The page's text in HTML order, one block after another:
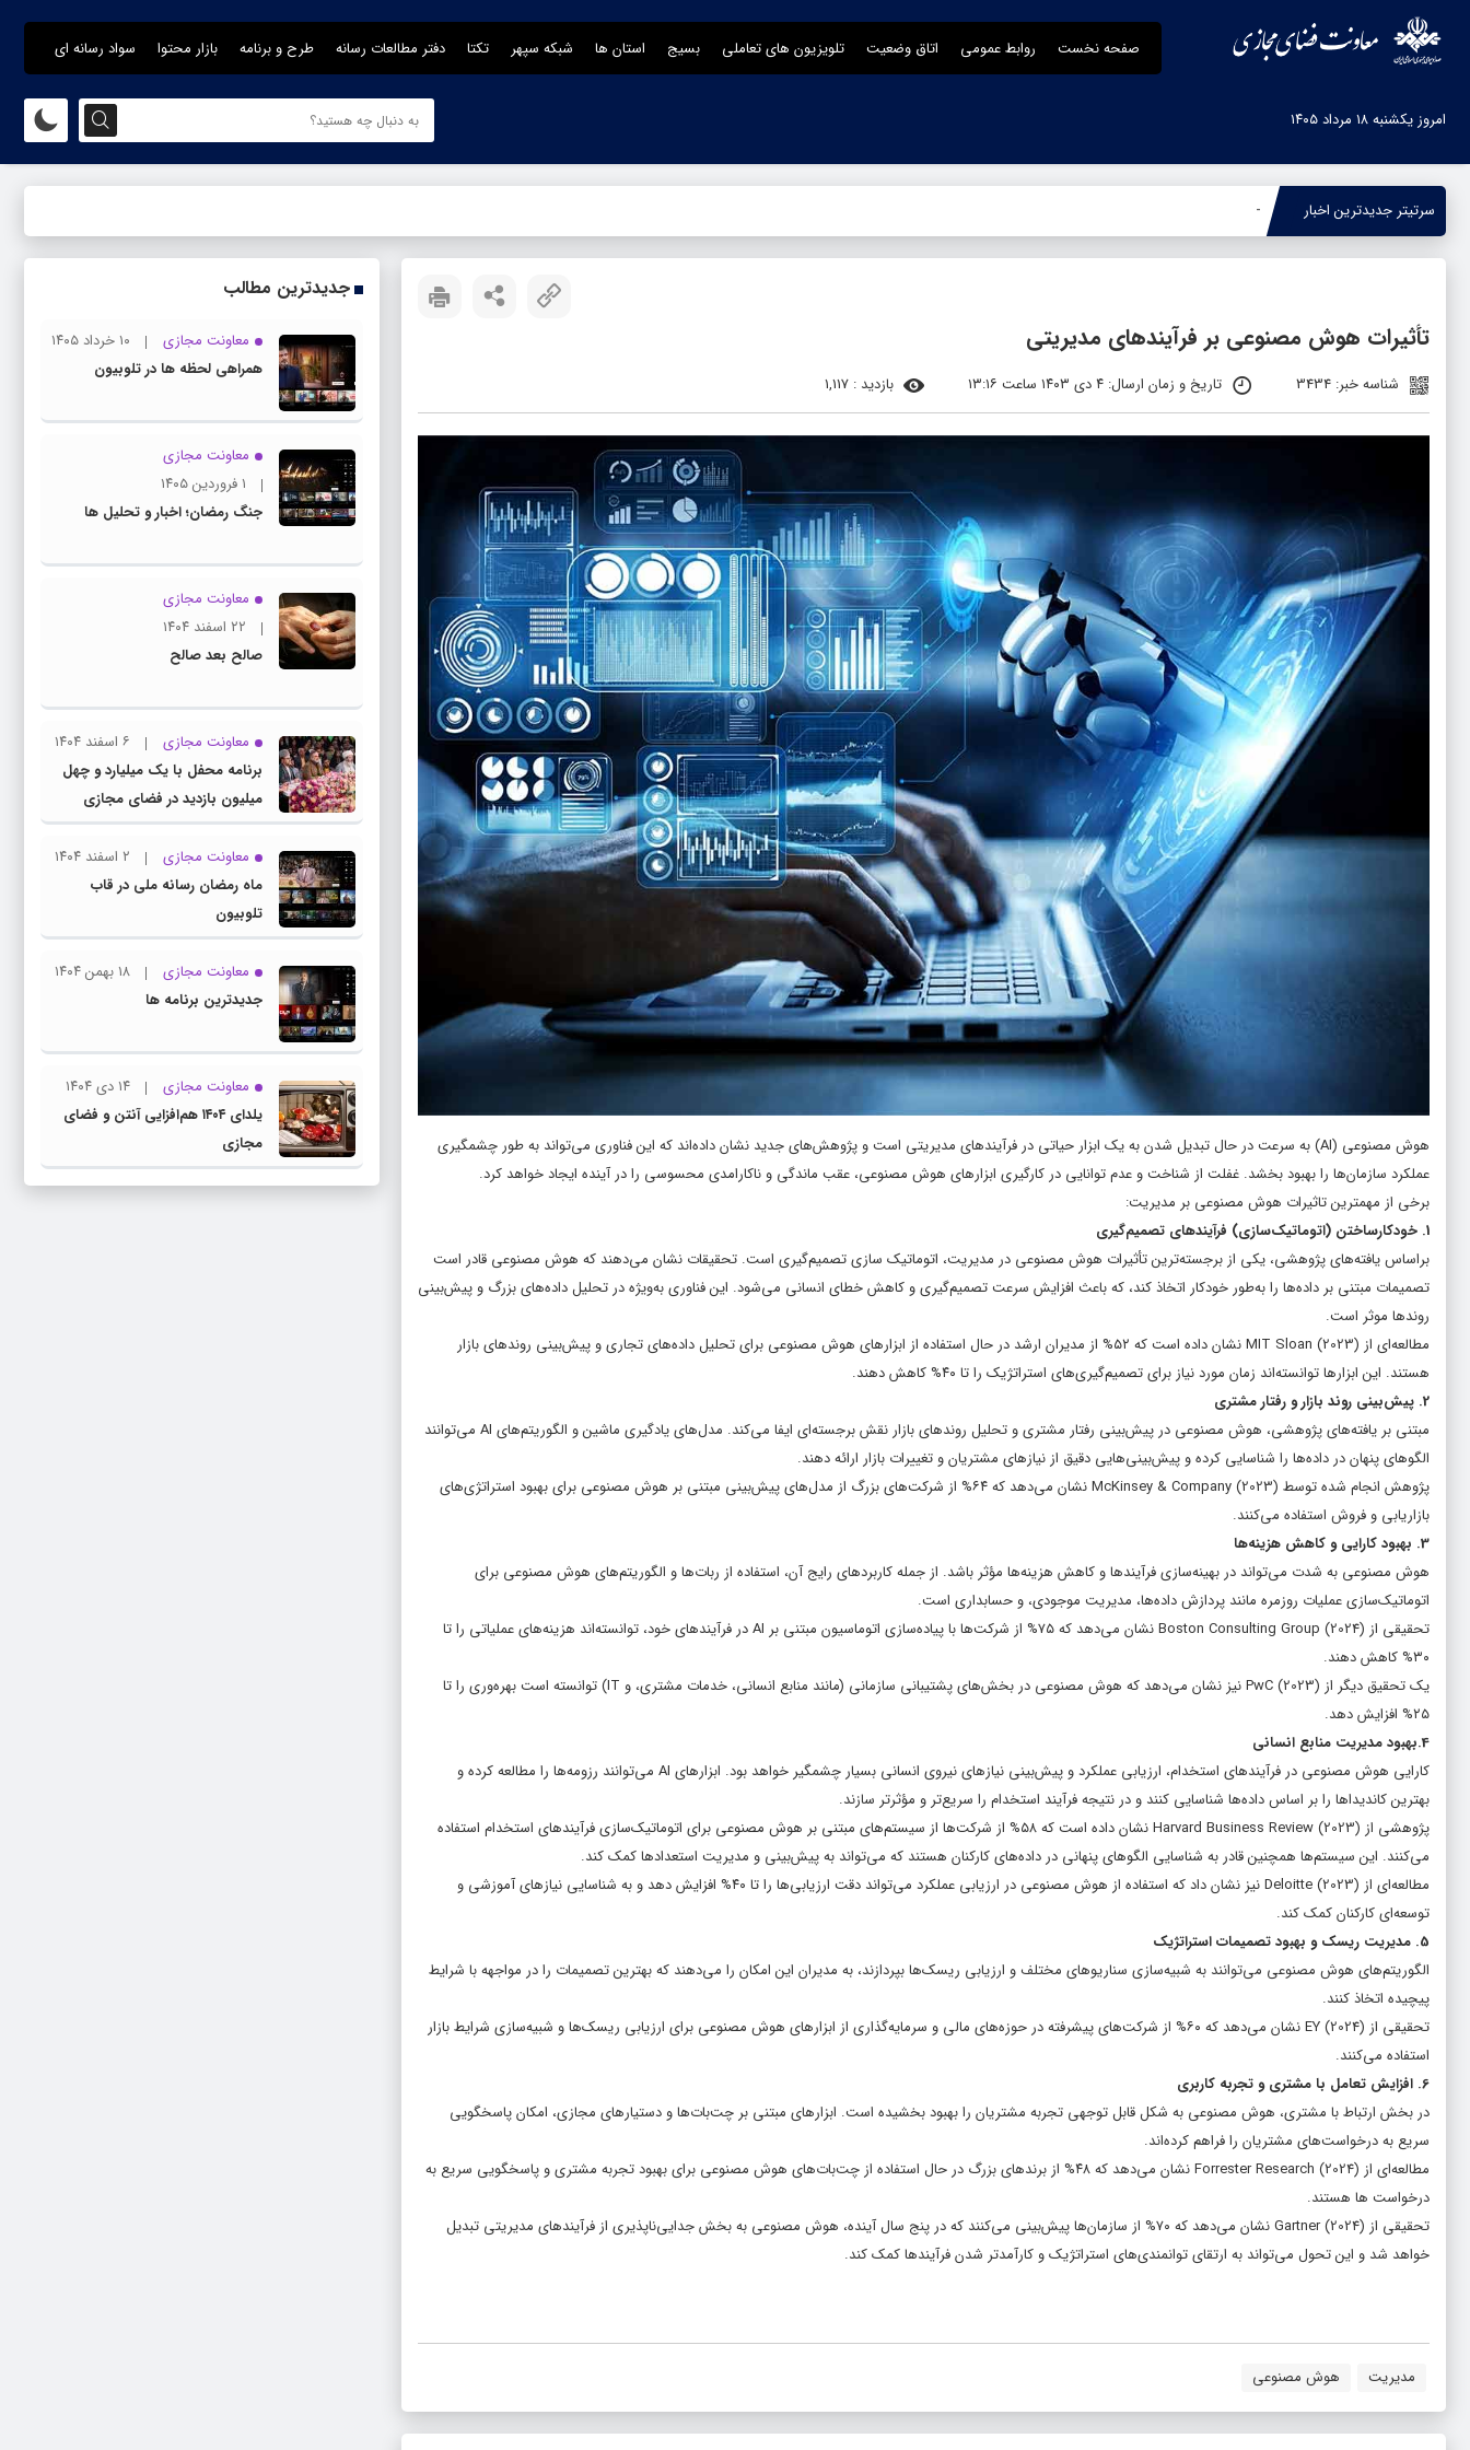
صفحه نخست روابط عمومی اتاق وضعیت تلویزیون های تعاملی بسیج استان ها شبکه سپهر تکتا دفتر مطالعات رسانه طرح و برنامه بازار محتوا سواد رسانه ای
امروز یکشنبه ۱۸ مرداد ۱۴۰۵
سرتیتر جدیدترین اخبار جنگ رمضان؛ اخب
تأثیرات هوش مصنوعی بر فرآیندهای مدیریتی
شناسه خبر: 3434 تاریخ و زمان ارسال: ۴ دی ۱۴۰۳ ساعت ۱۳:۱۶ بازدید : 1,117
هوش مصنوعی (AI) به سرعت در حال تبدیل شدن به یک ابزار حیاتی در فرآیندهای مدیریتی است و پژوهش‌های جدید نشان داده‌اند که این فناوری می‌تواند به طور چشمگیری
عملکرد سازمان‌ها را بهبود بخشد. غفلت از شناخت و عدم توانایی در کارگیری ابزارهای هوش مصنوعی، عقب ماندگی و ناکارامدی محسوسی را در آینده ایجاد خواهد کرد.
برخی از مهمترین تاثیرات هوش مصنوعی بر مدیریت:
1. خودکارساختن (اتوماتیک‌سازی) فرآیندهای تصمیم‌گیری
براساس یافته‌های پژوهشی، یکی از برجسته‌ترین تأثیرات هوش مصنوعی در مدیریت، اتوماتیک سازی تصمیم‌گیری است. تحقیقات نشان می‌دهند که هوش مصنوعی قادر است
تصمیمات مبتنی بر داده‌ها را به‌طور خودکار اتخاذ کند، که باعث افزایش سرعت تصمیم‌گیری و کاهش خطای انسانی می‌شود. این فناوری به‌ویژه در تحلیل داده‌های بزرگ و پیش‌بینی
روندها موثر است.
مطالعه‌ای از MIT Sloan (2023) نشان داده است که ۵۲% از مدیران ارشد در حال استفاده از ابزارهای هوش مصنوعی برای تحلیل داده‌های تجاری و پیش‌بینی روندهای بازار
هستند. این ابزارها توانسته‌اند زمان مورد نیاز برای تصمیم‌گیری‌های استراتژیک را تا ۴۰% کاهش دهند.
2. پیش‌بینی روند بازار و رفتار مشتری
مبتنی بر یافته‌های پژوهشی، هوش مصنوعی در پیش‌بینی رفتار مشتری و تحلیل روندهای بازار نقش برجسته‌ای ایفا می‌کند. مدل‌های یادگیری ماشین و الگوریتم‌های AI می‌توانند
الگوهای پنهان در داده‌ها را شناسایی کرده و پیش‌بینی‌هایی دقیق از نیازهای مشتریان و تغییرات بازار ارائه دهند.
پژوهش انجام شده توسط McKinsey & Company (2023) نشان می‌دهد که ۶۴% از شرکت‌های بزرگ از مدل‌های پیش‌بینی مبتنی بر هوش مصنوعی برای بهبود استراتژی‌های
بازاریابی و فروش استفاده می‌کنند.
3. بهبود کارایی و کاهش هزینه‌ها
هوش مصنوعی به شدت می‌تواند در بهینه‌سازی فرآیندها و کاهش هزینه‌ها مؤثر باشد. از جمله کاربردهای رایج آن، استفاده از ربات‌ها و الگوریتم‌های هوش مصنوعی برای
اتوماتیک‌سازی عملیات روزمره مانند پردازش داده‌ها، مدیریت موجودی، و حسابداری است.
تحقیقی از Boston Consulting Group (2024) نشان می‌دهد که ۷۵% از شرکت‌ها با پیاده‌سازی اتوماسیون مبتنی بر AI در فرآیندهای خود، توانسته‌اند هزینه‌های عملیاتی را تا
۳۰% کاهش دهند.
یک تحقیق دیگر از PwC (2023) نیز نشان می‌دهد که هوش مصنوعی در بخش‌های پشتیبانی سازمانی (مانند منابع انسانی، خدمات مشتری، و IT) توانسته است بهره‌وری را تا
۲۵% افزایش دهد.
4.بهبود مدیریت منابع انسانی
کارایی هوش مصنوعی در فرآیندهای استخدام، ارزیابی عملکرد و پیش‌بینی نیازهای نیروی انسانی بسیار چشمگیر خواهد بود. ابزارهای AI می‌توانند رزومه‌ها را مطالعه کرده و
بهترین کاندیداها را بر اساس داده‌ها شناسایی کنند و در نتیجه فرآیند استخدام را سریع‌تر و مؤثرتر سازند.
پژوهشی از Harvard Business Review (2023) نشان داده است که ۵۸% از شرکت‌ها از سیستم‌های مبتنی بر هوش مصنوعی برای اتوماتیک‌سازی فرآیندهای استخدام استفاده
می‌کنند. این سیستم‌ها همچنین قادر به شناسایی الگوهای پنهانی در داده‌های کارکنان هستند که می‌تواند به پیش‌بینی و مدیریت استعدادها کمک کند.
مطالعه‌ای از Deloitte (2023) نیز نشان داد که استفاده از هوش مصنوعی در ارزیابی عملکرد می‌تواند دقت ارزیابی‌ها را تا ۴۰% افزایش دهد و به شناسایی نیازهای آموزشی و
توسعه‌ای کارکنان کمک کند.
5. مدیریت ریسک و بهبود تصمیمات استراتژیک
الگوریتم‌های هوش مصنوعی می‌توانند به شبیه‌سازی سناریوهای مختلف و ارزیابی ریسک‌ها بپردازند، به مدیران این امکان را می‌دهند که بهترین تصمیمات را در مواجهه با شرایط
پیچیده اتخاذ کنند.
تحقیقی از EY (2024) نشان می‌دهد که ۶۰% از شرکت‌های پیشرفته در حوزه‌های مالی و سرمایه‌گذاری از ابزارهای هوش مصنوعی برای ارزیابی ریسک‌ها و شبیه‌سازی شرایط بازار
استفاده می‌کنند.
6. افزایش تعامل با مشتری و تجربه کاربری
در بخش ارتباط با مشتری، هوش مصنوعی به شکل قابل توجهی تجربه مشتریان را بهبود بخشیده است. ابزارهای مبتنی بر چت‌بات‌ها و دستیارهای مجازی، امکان پاسخگویی
سریع به درخواست‌های مشتریان را فراهم کرده‌اند.
مطالعه‌ای از Forrester Research (2024) نشان می‌دهد که ۴۸% از برندهای بزرگ در حال استفاده از چت‌بات‌های هوش مصنوعی برای بهبود تجربه مشتری و پاسخگویی سریع به
درخواست ها هستند.
تحقیقی از Gartner (2024) نشان می‌دهد که ۷۰% از سازمان‌ها پیش‌بینی می‌کنند که در پنج سال آینده، هوش مصنوعی به بخش جدایی‌ناپذیری از فرآیندهای مدیریتی تبدیل
خواهد شد و این تحول می‌تواند به ارتقای توانمندی‌های استراتژیک و کارآمدتر شدن فرآیندها کمک کند.
مدیریت هوش مصنوعی
جدیدترین مطالب
معاونت مجازی
۱۰ خرداد ۱۴۰۵
همراهی لحظه ها در تلوبیون
معاونت مجازی
۱ فروردین ۱۴۰۵
جنگ رمضان؛ اخبار و تحلیل ها
معاونت مجازی
۲۲ اسفند ۱۴۰۴
صالح بعد صالح
معاونت مجازی
۶ اسفند ۱۴۰۴
برنامه محفل با یک میلیارد و چهل
میلیون بازدید در فضای مجازی
معاونت مجازی
۲ اسفند ۱۴۰۴
ماه رمضان رسانه ملی در قاب
تلوبیون
معاونت مجازی
۱۸ بهمن ۱۴۰۴
جدیدترین برنامه ها
معاونت مجازی
۱۴ دی ۱۴۰۴
یلدای ۱۴۰۴ هم‌افزایی آنتن و فضای
مجازی